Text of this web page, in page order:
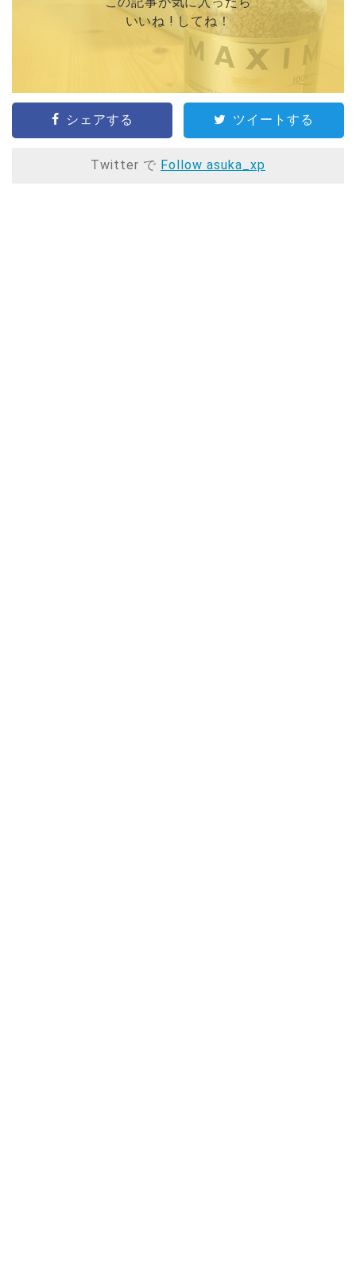
いいね ! してね！
シェアする ツイートする
Twitter で Follow asuka_xp